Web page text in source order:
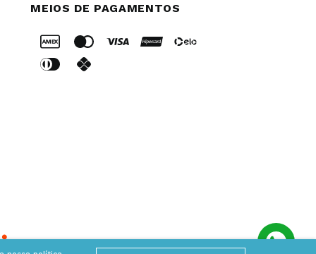
MEIOS DE PAGAMENTOS